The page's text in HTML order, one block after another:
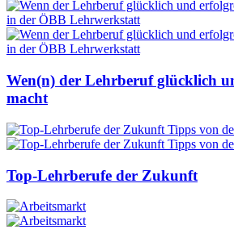
Wen(n) der Lehrberuf glücklich
macht
Top-Lehrberufe der Zukunft